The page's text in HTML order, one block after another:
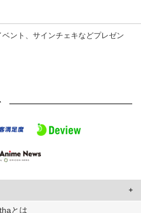
ント、サインチェキなどプレゼン
ーザーに合わせたコンテンツや広告の
とは